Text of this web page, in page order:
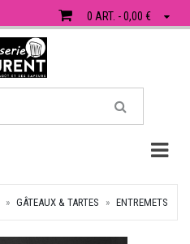
0 ART. - 0,00 €
GÂTEAUX & TARTES ENTREMETS